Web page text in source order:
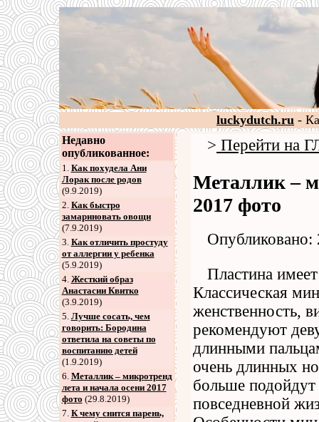
luckydutch.ru -
Недавно
опубликованное:
1. Как похудела Ани
Лорак после родов
(9.9.2019)
2. Как быстро
замариновать овощи
(7.9.2019)
3. Как отличить простуду
от аллергии у ребенка
(5.9.2019)
4. Жесткий образ
Анастасии Квитко
(3.9.2019)
5. Лучше сосать, чем
говорить: Бородина
ответила на советы по
воспитанию детей
(1.9.2019)
6. Металлик – микротренд
лета и начала осени 2017
фото (29.8.2019)
7. К чему снится парень,
> Перейти на
Металлик –
2017 фото
Опубликовано:
Пластина
Классическая
женственность,
рекомендуют
длинными
очень длинных
больше
повседневной